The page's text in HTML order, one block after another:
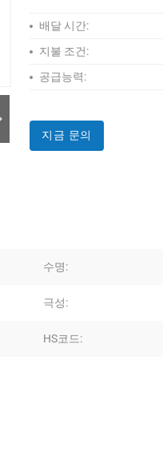
배달 시간:
지불 조건:
공급능력:
지금 문의
수명:
극성:
HS코드: